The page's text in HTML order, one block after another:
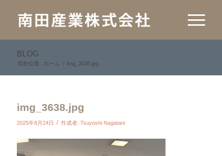
BLOG
現在位置: ホーム / img_3638.jpg
img_3638.jpg
2025年8月24日 / 作成者: Tsuyoshi Nagatani